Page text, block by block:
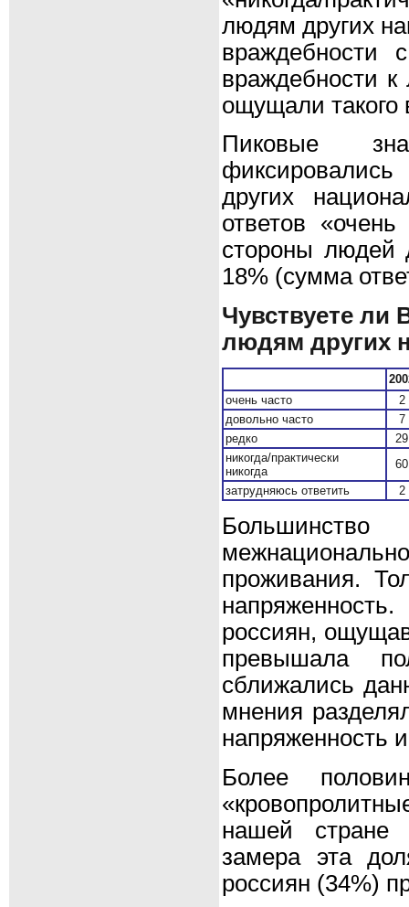
людям других
враждебности
враждебности
ощущали такого
Пиковые
других
ответов
стороны людей
18% (сумма
Чувствуете ли
людям других
очень часто
2
довольно часто
7
редко
29
никогда/практически
никогда
60
затрудняюсь ответить
2
проживания.
россиян,
превышала
сближались
мнения
напряженность
Более
нашей стране
замера эта
россиян (34%)